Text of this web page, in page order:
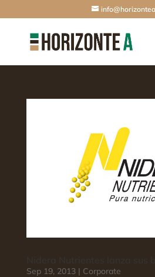
Sep 19, 2013| Corporate